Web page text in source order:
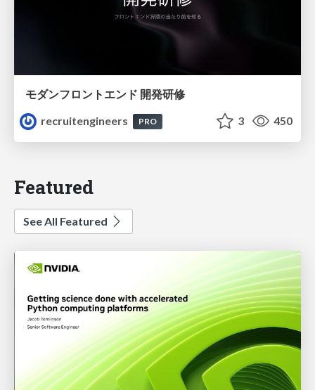
モダンフロントエンド 開発研修
recruitengineers
PRO 3 450
Featured
See All Featured